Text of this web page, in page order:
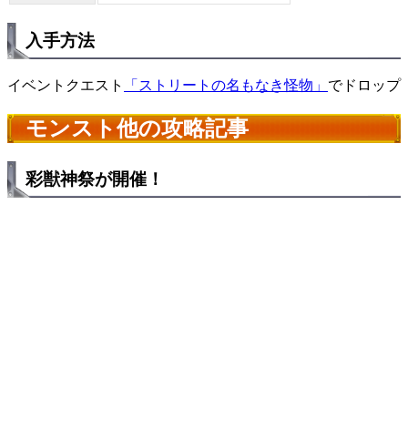
入手方法
イベントクエスト 「ストリートの名もなき怪物」 でドロップ
モンスト他の攻略記事
彩獣神祭が開催！